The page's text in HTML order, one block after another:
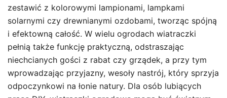
zestawić z kolorowymi lampionami, lampkami
solarnymi czy drewnianymi ozdobami, tworząc spójną
i efektowną całość. W wielu ogrodach wiatraczki
pełnią także funkcję praktyczną, odstraszając
niechcianych gości z rabat czy grządek, a przy tym
wprowadzając przyjazny, wesoły nastrój, który sprzyja
odpoczynkowi na łonie natury. Dla osób lubiących